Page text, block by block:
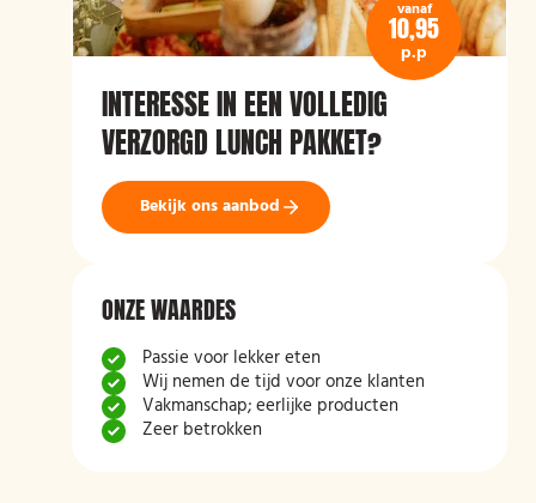
vanaf
10,95
p.p
INTERESSE IN EEN VOLLEDIG
VERZORGD LUNCH PAKKET?
Bekijk ons aanbod
ONZE WAARDES
Passie voor lekker eten
Wij nemen de tijd voor onze klanten
Vakmanschap; eerlijke producten
Zeer betrokken